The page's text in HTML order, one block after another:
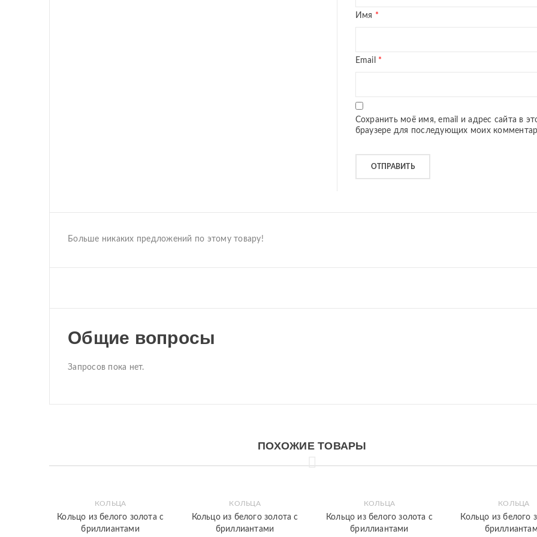
Имя *
Email *
Сохранить моё имя, email и адрес сайта в
браузере для последующих моих
Больше никаких предложений по этому товару!
Общие вопросы
Запросов пока нет.
ПОХОЖИЕ ТОВАРЫ
Быстрый
КОЛЬЦА
Кольцо из белого золота с
бриллиантами
Быстрый
просмотр
КОЛЬЦА
Кольцо из белого золота с
бриллиантами
Быстрый
просмотр
КОЛЬЦА
Кольцо из белого золота с
бриллиантами
Быстрый
просмотр
КОЛЬЦА
Кольцо из белого